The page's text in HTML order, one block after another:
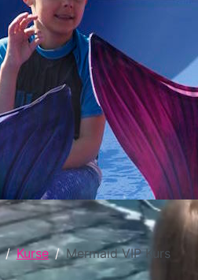
Kurse Mermaid VIP Kurs